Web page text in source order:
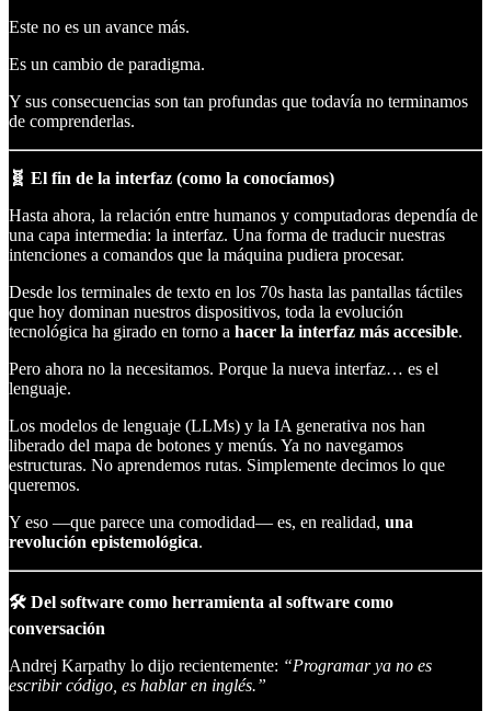
Este no es un avance más.
Es un cambio de paradigma.
Y sus consecuencias son tan profundas que todavía no terminamos
de comprenderlas.
🧬 El fin de la interfaz (como la conocíamos)
Hasta ahora, la relación entre humanos y computadoras dependía de
una capa intermedia: la interfaz. Una forma de traducir nuestras
intenciones a comandos que la máquina pudiera procesar.
Desde los terminales de texto en los 70s hasta las pantallas táctiles
que hoy dominan nuestros dispositivos, toda la evolución
tecnológica ha girado en torno a hacer la interfaz más accesible.
Pero ahora no la necesitamos. Porque la nueva interfaz… es el
lenguaje.
Los modelos de lenguaje (LLMs) y la IA generativa nos han
liberado del mapa de botones y menús. Ya no navegamos
estructuras. No aprendemos rutas. Simplemente decimos lo que
queremos.
Y eso —que parece una comodidad— es, en realidad, una
revolución epistemológica.
🛠 Del software como herramienta al software como
conversación
Andrej Karpathy lo dijo recientemente: “Programar ya no es
escribir código, es hablar en inglés.”